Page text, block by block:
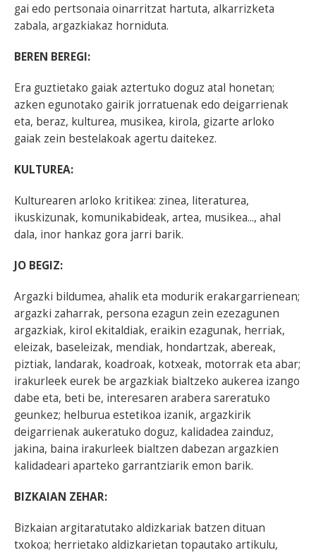
gai edo pertsonaia oinarritzat hartuta, alkarrizketa
zabala, argazkiakaz horniduta.
BEREN BEREGI:
Era guztietako gaiak aztertuko doguz atal honetan;
azken egunotako gairik jorratuenak edo deigarrienak
eta, beraz, kulturea, musikea, kirola, gizarte arloko
gaiak zein bestelakoak agertu daitekez.
KULTUREA:
Kulturearen arloko kritikea: zinea, literaturea,
ikuskizunak, komunikabideak, artea, musikea..., ahal
dala, inor hankaz gora jarri barik.
JO BEGIZ:
Argazki bildumea, ahalik eta modurik erakargarrienean;
argazki zaharrak, persona ezagun zein ezezagunen
argazkiak, kirol ekitaldiak, eraikin ezagunak, herriak,
eleizak, baseleizak, mendiak, hondartzak, abereak,
piztiak, landarak, koadroak, kotxeak, motorrak eta abar;
irakurleek eurek be argazkiak bialtzeko aukerea izango
dabe eta, beti be, interesaren arabera sareratuko
geunkez; helburua estetikoa izanik, argazkirik
deigarrienak aukeratuko doguz, kalidadea zainduz,
jakina, baina irakurleek bialtzen dabezan argazkien
kalidadeari aparteko garrantziarik emon barik.
BIZKAIAN ZEHAR:
Bizkaian argitaratutako aldizkariak batzen dituan
txokoa; herrietako aldizkarietan topautako artikulu,